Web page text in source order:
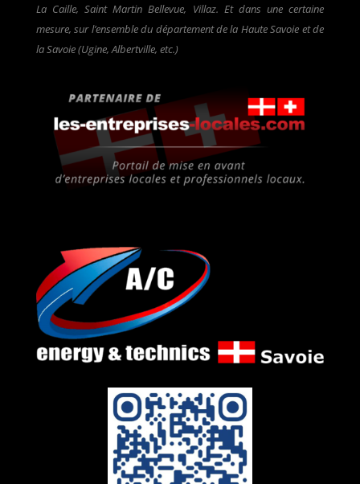
La Caille, Saint Martin Bellevue, Villaz. Et dans une certaine
mesure, sur l’ensemble du département de la Haute Savoie et de
la Savoie (Ugine, Albertville, etc.)